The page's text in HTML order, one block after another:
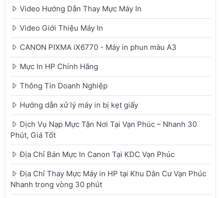
Video Hướng Dẫn Thay Mực Máy In
Video Giới Thiệu Máy In
CANON PIXMA iX6770 - Máy in phun màu A3
Mực In HP Chính Hãng
Thông Tin Doanh Nghiệp
Hướng dẫn xử lý máy in bị kẹt giấy
Dịch Vụ Nạp Mực Tận Nơi Tại Vạn Phúc – Nhanh 30
Phút, Giá Tốt
Địa Chỉ Bán Mực In Canon Tại KDC Vạn Phúc
Địa Chỉ Thay Mực Máy in HP tại Khu Dân Cư Vạn Phúc
Nhanh trong vòng 30 phút